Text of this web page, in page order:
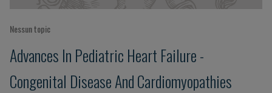
Nessun topic
Advances In Pediatric Heart Failure -
Congenital Disease And Cardiomyopathies